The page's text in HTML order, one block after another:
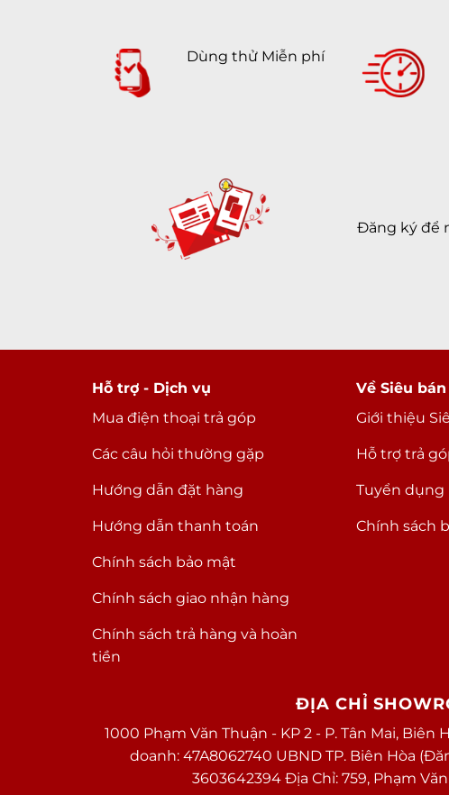
Dùng thử Miễn phí
Đăng ký để
Hỗ trợ - Dịch vụ
Mua điện thoại trả góp
Các câu hỏi thường gặp
Hướng dẫn đặt hàng
Hướng dẫn thanh toán
Chính sách bảo mật
Chính sách giao nhận hàng
Chính sách trả hàng và hoàn
tiền
Về Siêu
Giới thiệu
Hỗ trợ trả
Tuyển dụng
Chính sách
ĐỊA CHỈ
1000 Phạm Văn Thuận - KP 2 - P. Tân Mai,
doanh: 47A8062740 UBND TP. Biên Hòa
3603642394 Địa Chỉ: 759, Phạm